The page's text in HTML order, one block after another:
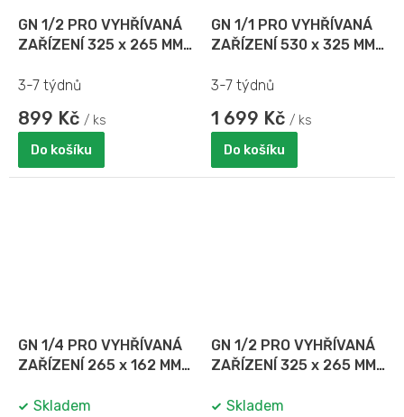
GN 1/2 PRO VYHŘÍVANÁ
ZAŘÍZENÍ 325 x 265 MM,
3-7 týdnů
899 Kč / ks
Do košíku
GN 1/1 PRO VYHŘÍVANÁ
ZAŘÍZENÍ 530 x 325 MM,
3-7 týdnů
1 699 Kč / ks
Do košíku
GN 1/4 PRO VYHŘÍVANÁ
ZAŘÍZENÍ 265 x 162 MM,
Skladem
GN 1/2 PRO VYHŘÍVANÁ
ZAŘÍZENÍ 325 x 265 MM,
Skladem